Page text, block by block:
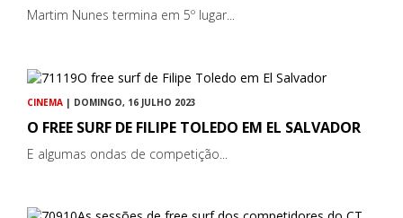
Martim Nunes termina em 5º lugar...
CINEMA | DOMINGO, 16 JULHO 2023
O FREE SURF DE FILIPE TOLEDO EM EL SALVADOR
E algumas ondas de competição...